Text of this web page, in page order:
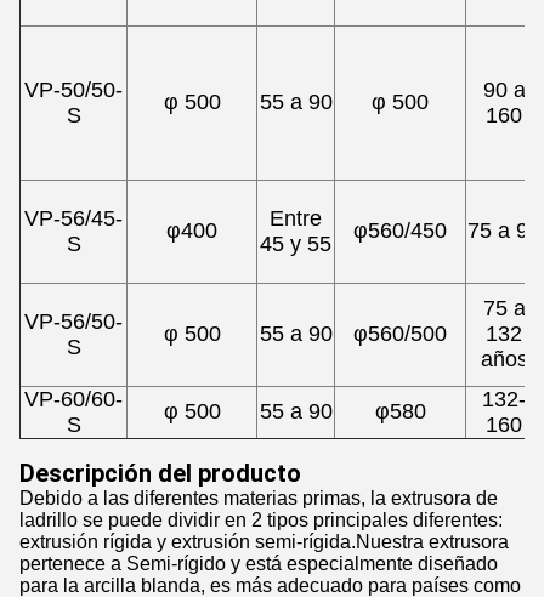
VP-50/50-
S
φ 500 55 a 90 φ 500
90 a
160
VP-56/45-
S
φ400
Entre
45 y 55
φ560/450 75 a 90
VP-56/50-
S
φ 500 55 a 90 φ560/500
75 a
132
años
VP-60/60-
S
φ 500 55 a 90 φ580
132-
160
Descripción del producto
Debido a las diferentes materias primas, la extrusora de
ladrillo se puede dividir en 2 tipos principales diferentes:
extrusión rígida y extrusión semi-rígida.Nuestra extrusora
pertenece a Semi-rígido y está especialmente diseñado
para la arcilla blanda, es más adecuado para países como